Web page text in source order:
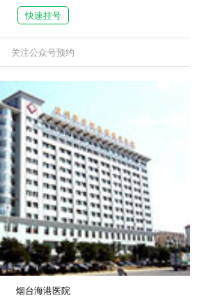
快速挂号
关注公众号预约
烟台海港医院